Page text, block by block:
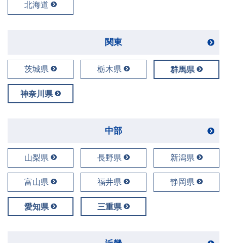
北海道
関東
茨城県 栃木県 群馬県
神奈川県
中部
山梨県 長野県 新潟県
富山県 福井県 静岡県
愛知県 三重県